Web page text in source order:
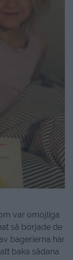
var omöjliga
så började de
bagerierna här
baka sådana